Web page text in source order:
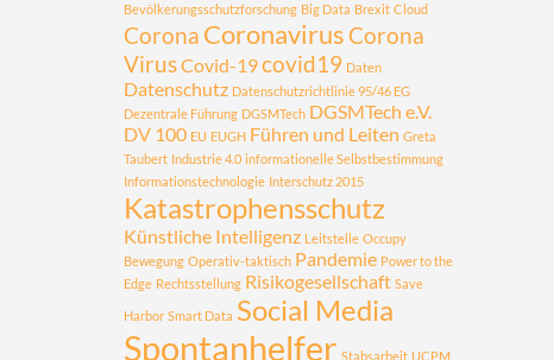
Bevölkerungsschutzforschung Big Data Brexit Cloud
Corona Coronavirus Corona
VirusCovid-19covid19 Daten
Datenschutz Datenschutzrichtlinie 95/46 EG
Dezentrale Führung DGSMTech DGSMTech e.V.
DV 100 EU EUGH Führen und Leiten Greta
Taubert Industrie 4.0 informationelle Selbstbestimmung
Informationstechnologie Interschutz 2015
Katastrophensschutz
Künstliche Intelligenz Leitstelle Occupy
Bewegung Operativ-taktisch Pandemie Power to the
Edge Rechtsstellung Risikogesellschaft Save
Harbor Smart Data Social Media
Spontanhelfer Stabsarbeit UCPM